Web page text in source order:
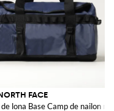
FACE
de lona Base Camp de nailon